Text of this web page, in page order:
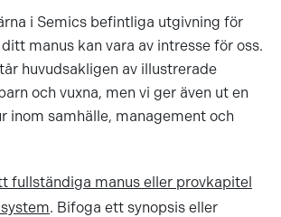
i Semics befintliga utgivning för
manus kan vara av intresse för oss.
huvudsakligen av illustrerade
och vuxna, men vi ger även ut en
inom samhälle, management och
fullständiga manus eller provkapitel
. Bifoga ett synopsis eller